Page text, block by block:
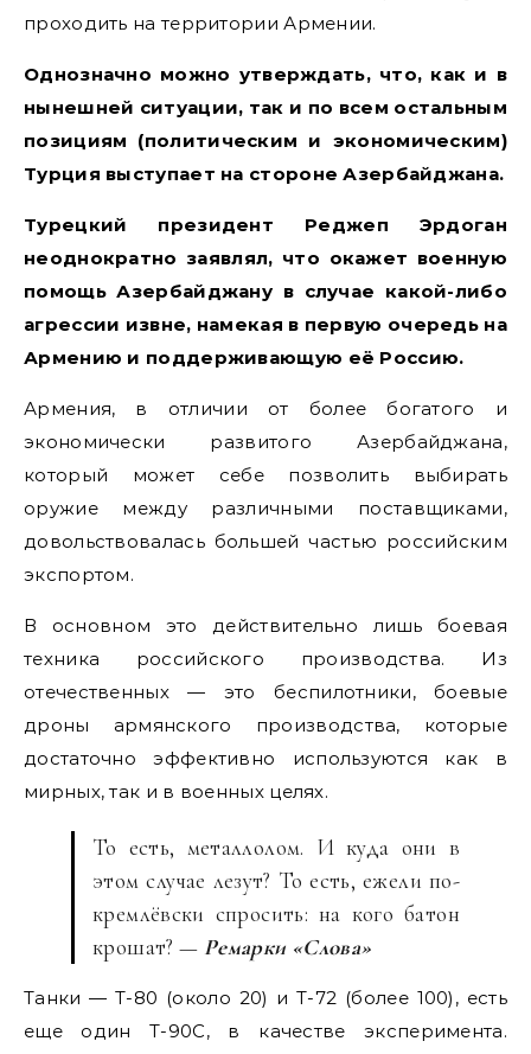
проходить на территории Армении.
Однозначно можно утверждать, что, как и в
нынешней ситуации, так и по всем остальным
позициям (политическим и экономическим)
Турция выступает на стороне Азербайджана.
Турецкий президент Реджеп Эрдоган
неоднократно заявлял, что окажет военную
помощь Азербайджану в случае какой-либо
агрессии извне, намекая в первую очередь на
Армению и поддерживающую её Россию.
Армения, в отличии от более богатого и
экономически развитого Азербайджана,
который может себе позволить выбирать
оружие между различными поставщиками,
довольствовалась большей частью российским
экспортом.
В основном это действительно лишь боевая
техника российского производства. Из
отечественных — это беспилотники, боевые
дроны армянского производства, которые
достаточно эффективно используются как в
мирных, так и в военных целях.
То есть, металлолом. И куда они в
этом случае лезут? То есть, ежели по-
кремлёвски спросить: на кого батон
крошат? — Ремарки «Слова»
Танки — Т-80 (около 20) и Т-72 (более 100), есть
еще один Т-90С, в качестве эксперимента.